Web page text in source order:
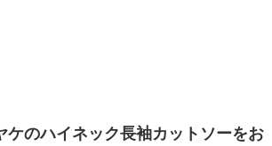
ケのハイネック長袖カットソーをお